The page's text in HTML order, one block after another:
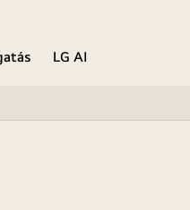
LG AI